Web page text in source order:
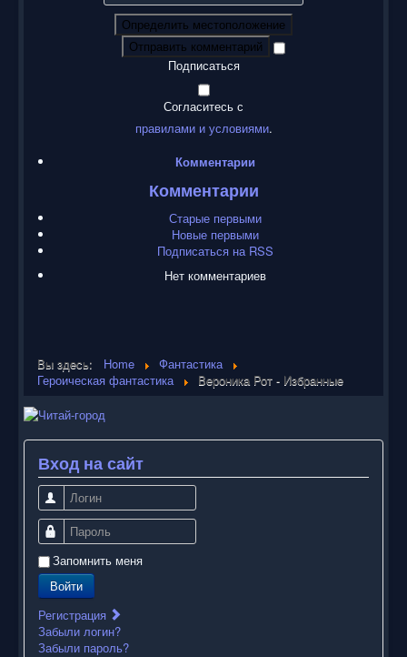
Определить местоположение
Отправить комментарий
Подписаться
Согласитесь с
правилами и условиями.
Комментарии
Комментарии
Старые первыми
Новые первыми
Подписаться на RSS
Нет комментариев
Вы здесь: Home
Фантастика
Героическая фантастика
Вероника Рот - Избранные
Вход на сайт
Логин
Пароль
Запомнить меня
Войти
Регистрация
Забыли логин?
Забыли пароль?